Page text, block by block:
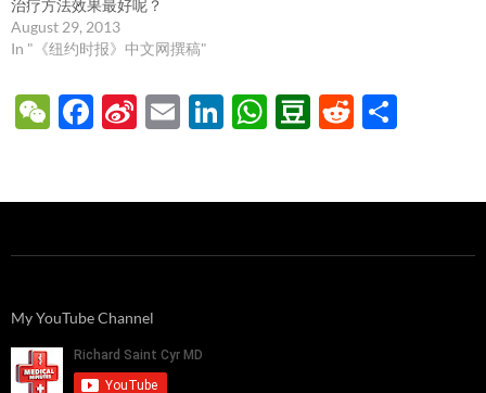
治疗方法效果最好呢？
August 29, 2013
In "《纽约时报》中文网撰稿"
W
h
at
F
b
o
k
Si
W
ei
o
E
Li
e
dI
W
s
A
D
b
a
R
di
t
e
My YouTube Channel